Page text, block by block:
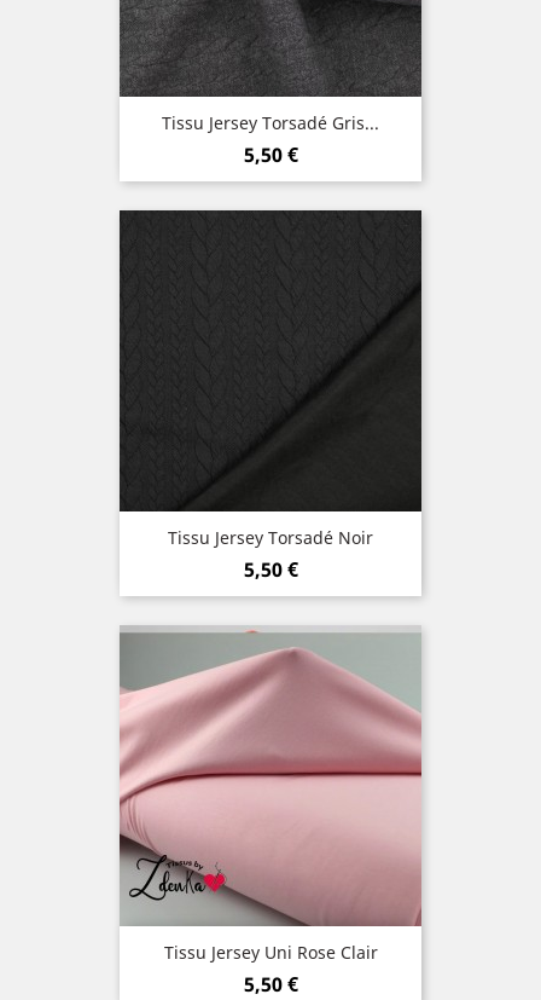
Tissu Jersey Torsadé Gris...
Prix
5,50 €
Tissu Jersey Torsadé Noir
Prix
5,50 €
Tissu Jersey Uni Rose Clair
Prix
5,50 €